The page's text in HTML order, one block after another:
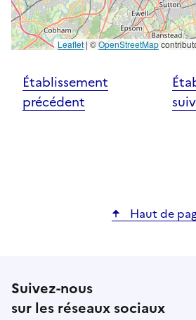
Leaflet|©OpenStreetMap
Établissement
précédent
Haut de
Suivez-nous
sur les réseaux sociaux